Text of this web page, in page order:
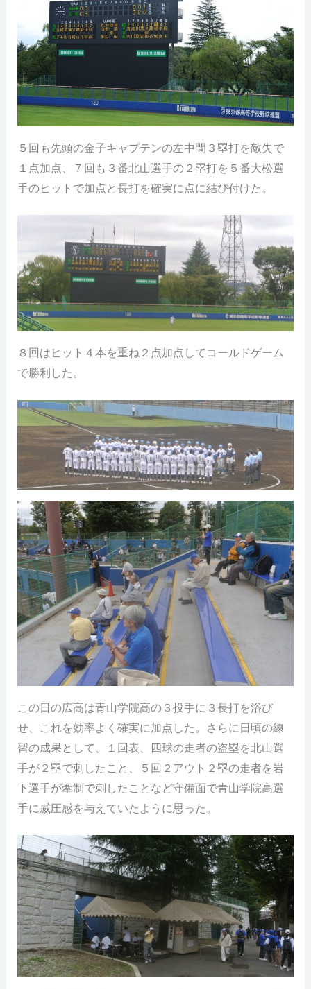
５回も先頭の金子キャプテンの左中間３塁打を敵失で
１点加点、７回も３番北山選手の２塁打を５番大松選
手のヒットで加点と長打を確実に点に結び付けた。
８回はヒット４本を重ね２点加点してコールドゲーム
で勝利した。
この日の広高は青山学院高の３投手に３長打を浴び
せ、これを効率よく確実に加点した。さらに日頃の練
習の成果として、１回表、四球の走者の盗塁を北山選
手が２塁で刺したこと、５回２アウト２塁の走者を岩
下選手が牽制で刺したことなど守備面で青山学院高選
手に威圧感を与えていたように思った。